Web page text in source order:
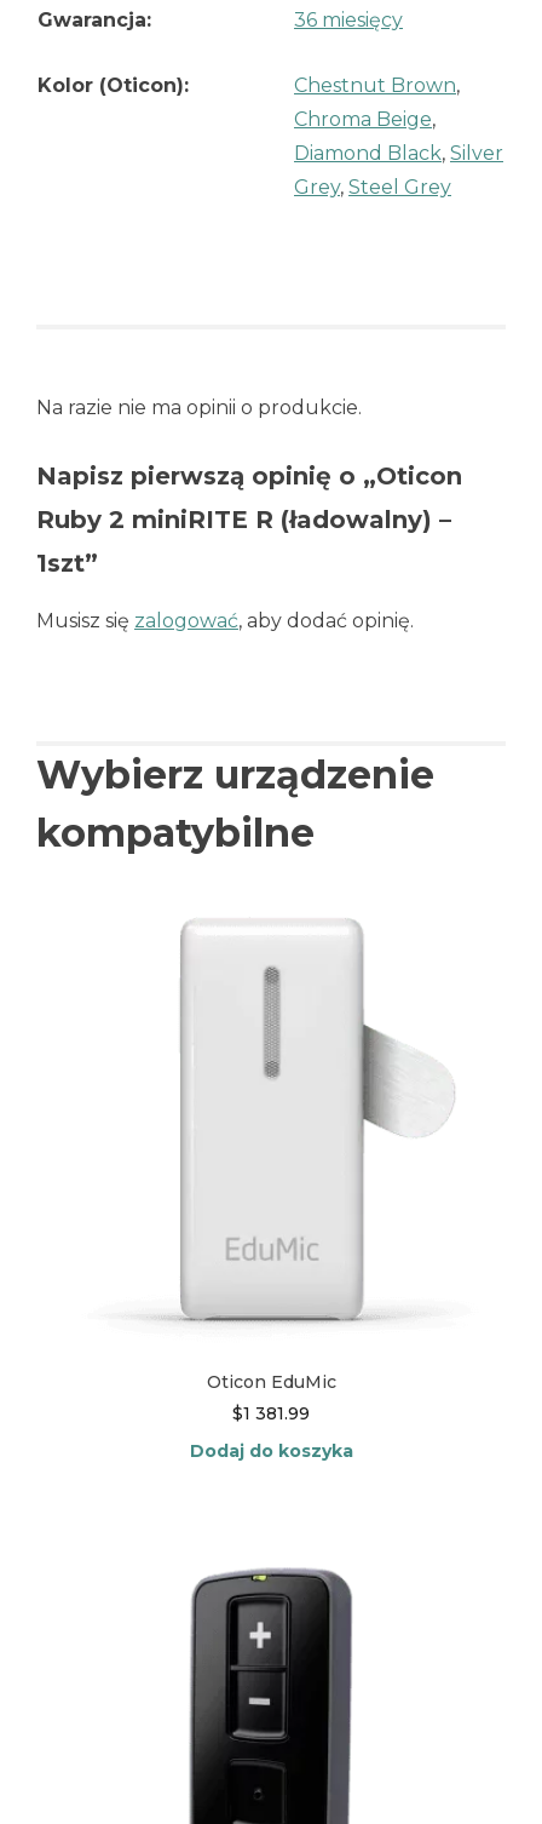
Gwarancja: 36 miesięcy
Kolor (Oticon): Chestnut Brown,
Chroma Beige,
Diamond Black, Silver
Grey, Steel Grey
Na razie nie ma opinii o produkcie.
Napisz pierwszą opinię o „Oticon
Ruby 2 miniRITE R (ładowalny) –
1szt”
Musisz się zalogować, aby dodać opinię.
Wybierz urządzenie
kompatybilne
Oticon EduMic
$1 381.99
Dodaj do koszyka